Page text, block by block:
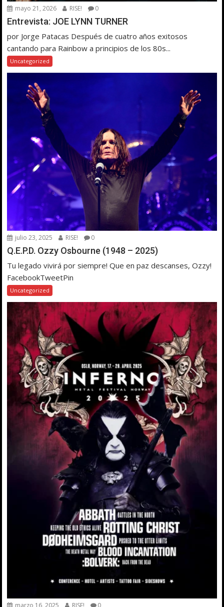
mayo 21, 2026 RISE! 0
Entrevista: JOE LYNN TURNER
por Jorge Patacas Después de cuatro años exitosos
cantando para Rainbow a principios de los 80s...
Uncategorized
julio 23, 2025 RISE! 0
Q.E.P.D. Ozzy Osbourne (1948 – 2025)
Tu legado vivirá por siempre! Que en paz descanses, Ozzy!
FacebookTweetPin
Uncategorized